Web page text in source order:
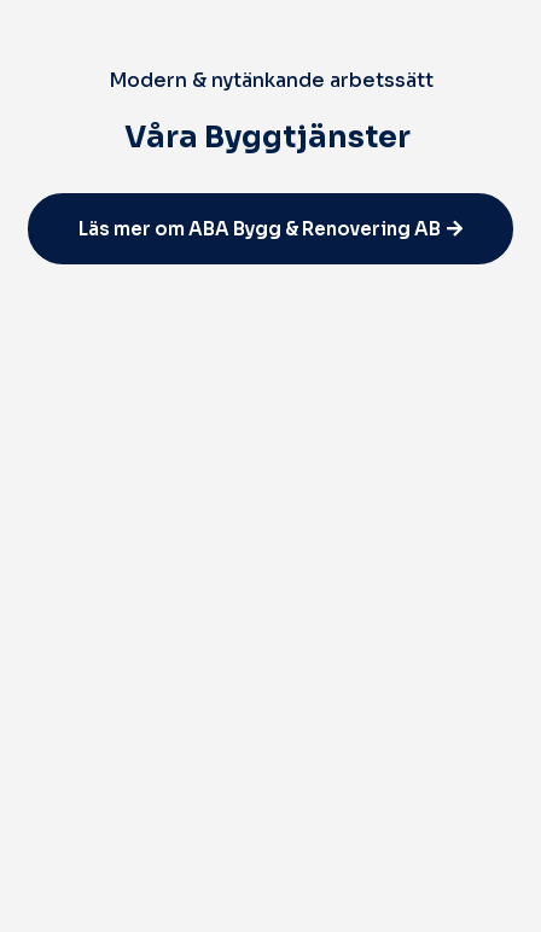
Modern & nytänkande arbetssätt
Våra Byggtjänster
Läs mer om ABA Bygg & Renovering AB